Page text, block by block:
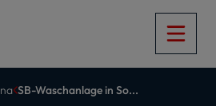
SB-Waschanlage in So...